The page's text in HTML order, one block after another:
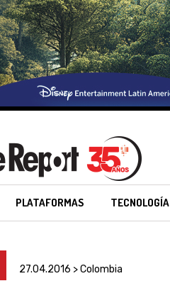
PLATAFORMAS TECNOLOGÍA
27.04.2016 > Colombia